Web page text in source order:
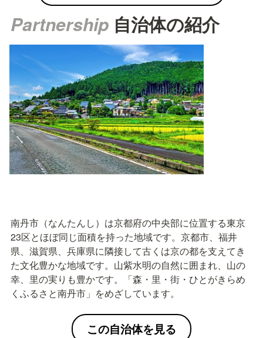
Partnership 自治体の紹介
南丹市（なんたんし）は京都府の中央部に位置する東京
23区とほぼ同じ面積を持った地域です。京都市、福井
県、滋賀県、兵庫県に隣接して古くは京の都を支えてき
た文化豊かな地域です。山紫水明の自然に囲まれ、山の
幸、里の実りも豊かです。「森・里・街・ひとがきらめ
くふるさと南丹市」をめざしています。
この自治体を見る